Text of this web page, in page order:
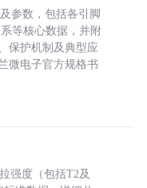
参数，包括各引脚
等核心数据，并附
保护机制及典型应
微电子官方规格书
强度（包括T2及